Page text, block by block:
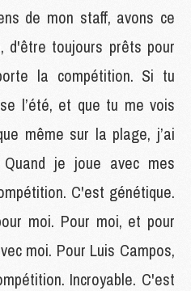
de mon staff, avons ce
d'être toujours prêts pour
la compétition. Si tu
l’été, et que tu me vois
même sur la plage, j’ai
Quand je joue avec mes
C'est génétique.
moi. Pour moi, et pour
moi. Pour Luis Campos,
Incroyable. C'est